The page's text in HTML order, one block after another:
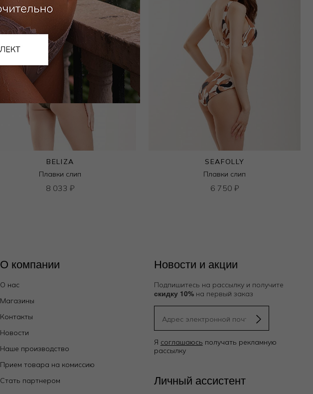
BELIZA
Плавки слип
8 033 ₽
SEAFOLLY
Плавки слип
6 750 ₽
О компании
О нас
Магазины
Контакты
Новости
Наше производство
Прием товара на комиссию
Стать партнером
Новости и акции
Подпишитесь на рассылку и получите
скидку 10%на первый заказ
Я соглашаюсь получать рекламную
рассылку
Личный ассистент